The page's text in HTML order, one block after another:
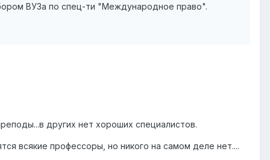
ВУЗа по спец-ти "Международное право".
других нет хороших специалистов.
всякие профессоры, но никого на самом деле нет....